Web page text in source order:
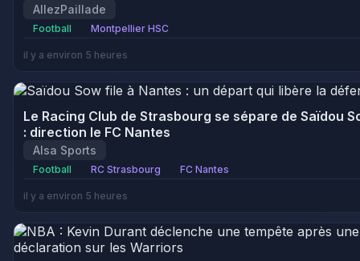
AllezPaillade
Football Montpellier HSC
il y a environ 5 heures
Le Racing Club de Strasbourg se sépare de Saïdou
: direction le FC Nantes
Alsa Sports
Football RC Strasbourg FC Nantes
il y a environ 5 heures